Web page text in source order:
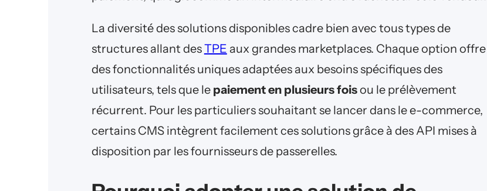
La diversité des solutions disponibles cadre bien avec tous types de
structures allant desTPE aux grandes marketplaces. Chaque option offre
des fonctionnalités uniques adaptées aux besoins spécifiques des
utilisateurs, tels que le paiement en plusieurs foisou le prélèvement
récurrent. Pour les particuliers souhaitant se lancer dans le e-commerce,
certains CMS intègrent facilement ces solutions grâce à des API mises à
disposition par les fournisseurs de passerelles.